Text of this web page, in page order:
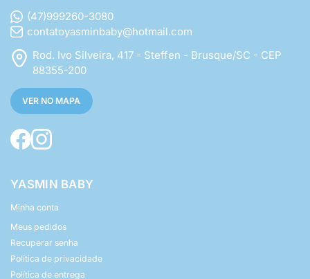
(47)999260-3080
contatoyasminbaby@hotmail.com
Rod. Ivo Silveira, 417 - Steffen - Brusque/SC - CEP
88355-200
VER NO MAPA
YASMIN BABY
Minha conta
Meus pedidos
Recuperar senha
Política de privacidade
Política de entrega